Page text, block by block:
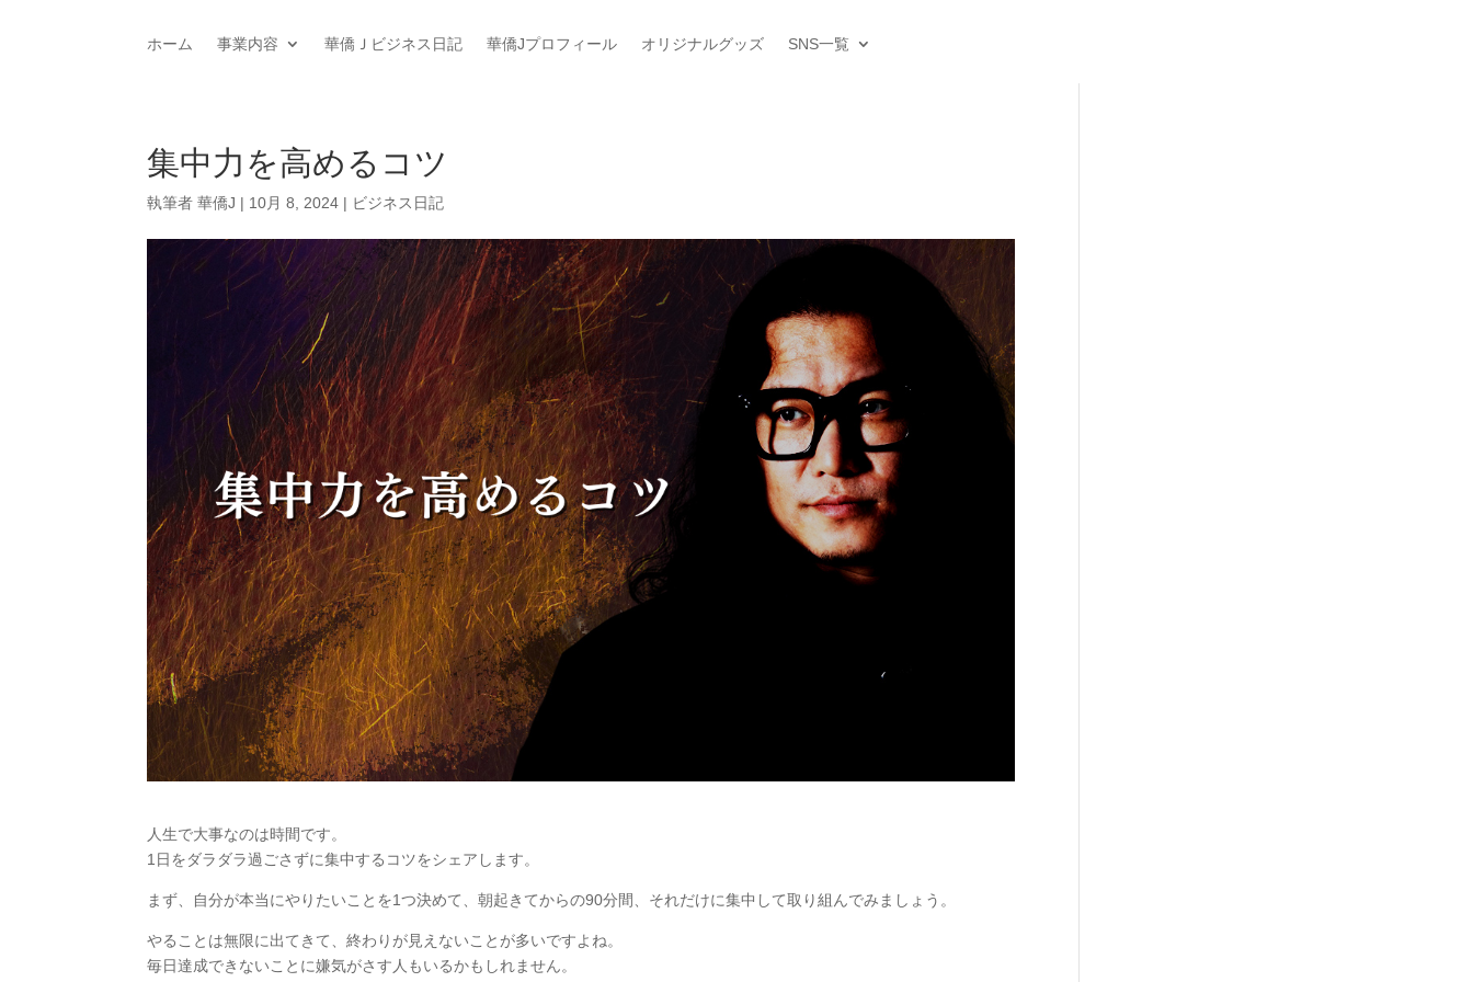
ホーム 事業内容 華僑Ｊビジネス日記 華僑Jプロフィール オリジナルグッズ SNS一覧
集中力を高めるコツ
執筆者華僑J | 10月 8, 2024 | ビジネス日記
人生で大事なのは時間です。
1日をダラダラ過ごさずに集中するコツをシェアします。
まず、自分が本当にやりたいことを1つ決めて、朝起きてからの90分間、それだけに集中して取り組んでみましょう。
やることは無限に出てきて、終わりが見えないことが多いですよね。
毎日達成できないことに嫌気がさす人もいるかもしれません。